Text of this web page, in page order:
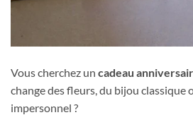
Vous cherchez un cadeau
change des fleurs, du bijou classique
impersonnel ?